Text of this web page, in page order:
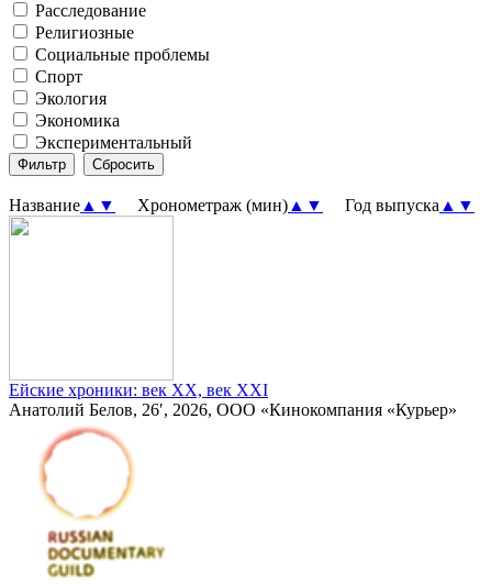
Расследование
Религиозные
Социальные проблемы
Спорт
Экология
Экономика
Экспериментальный
Название ▲ ▼ Хронометраж (мин) ▲ ▼ Год выпуска ▲ ▼
Ейские хроники: век XX, век XXI
Анатолий Белов, 26′, 2026, ООО «Кинокомпания «Курьер»